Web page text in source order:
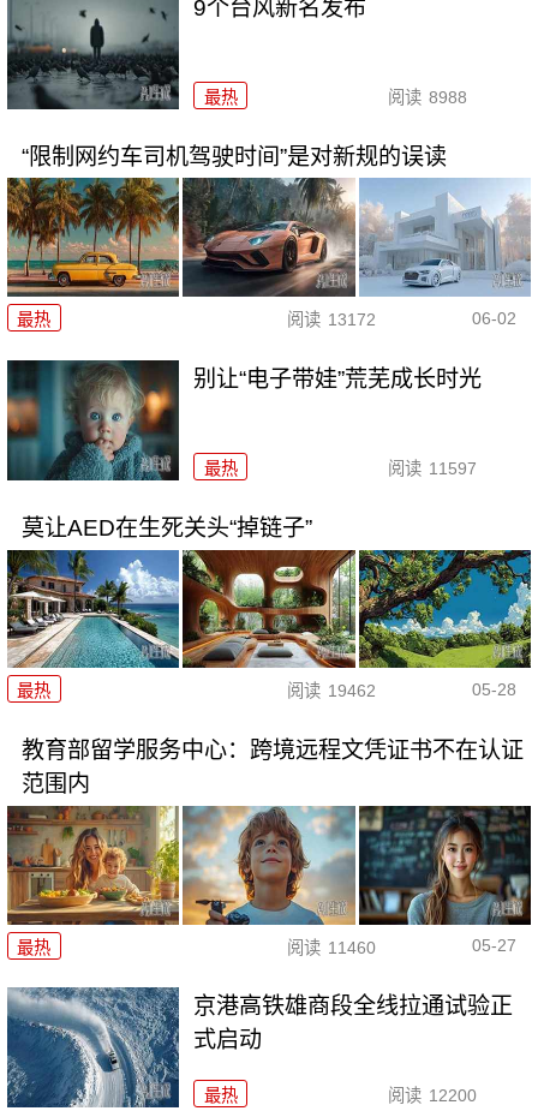
9个台风新名发布
最热 阅读 8988
“限制网约车司机驾驶时间”是对新规的误读
最热 阅读 13172 06-02
别让“电子带娃”荒芜成长时光
最热 阅读 11597
莫让AED在生死关头“掉链子”
最热 阅读 19462 05-28
教育部留学服务中心：跨境远程文凭证书不在认证
范围内
最热 阅读 11460 05-27
京港高铁雄商段全线拉通试验正
式启动
最热 阅读 12200